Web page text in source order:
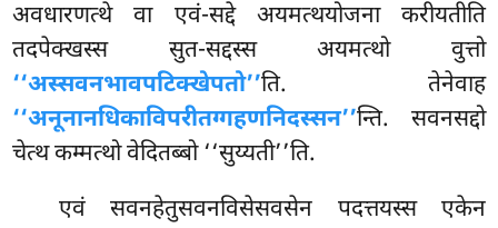
अवधारणत्थे वा एवं-सद्दे अयमत्थयोजना करीयतीति
तदपेक्खस्स सुत-सद्दस्स अयमत्थो वुत्तो
‘‘अस्सवनभावपटिक्खेपतो’’ति. तेनेवाह
‘‘अनूनानधिकाविपरीतग्गहणनिदस्सन’’न्ति. सवनसद्दो
चेत्थ कम्मत्थो वेदितब्बो ‘‘सुय्यती’’ति.
एवं सवनहेतुसवनविसेसवसेन पदत्तयस्स एकेन